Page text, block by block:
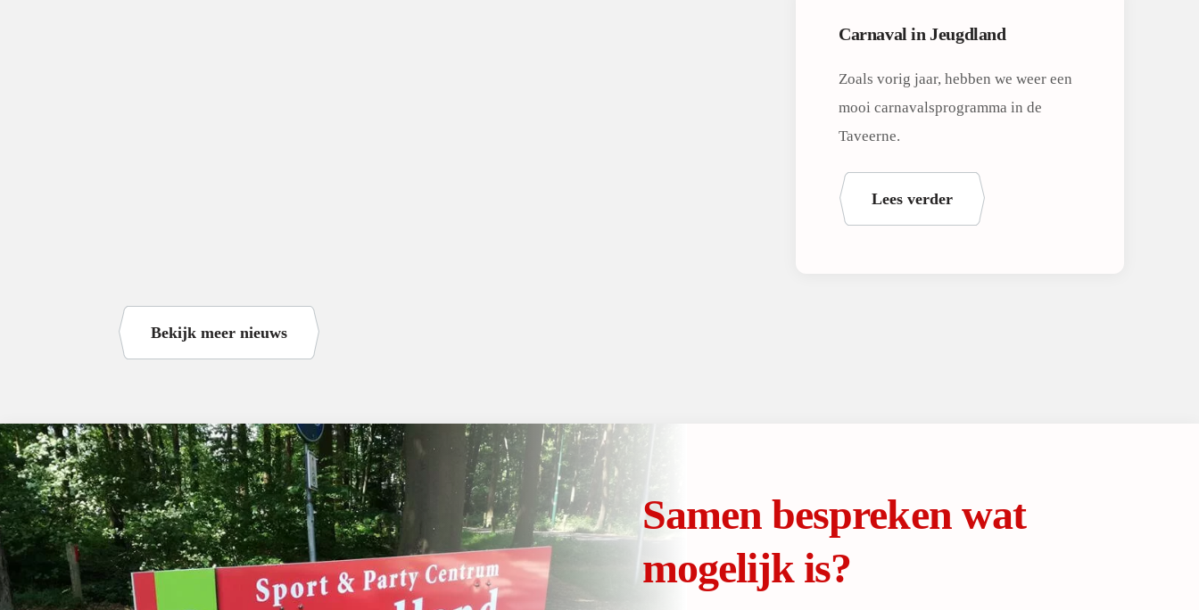
Carnaval in Jeugdland
Zoals vorig jaar, hebben we weer een
mooi carnavalsprogramma in de
Taveerne.
Lees verder
Bekijk meer nieuws
Samen bespreken wat
mogelijk is?